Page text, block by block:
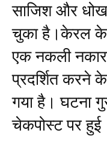
साजिश और
चुका है।केरल के
एक नकली
प्रदर्शित करने
गया है। घटना
चेकपोस्ट पर